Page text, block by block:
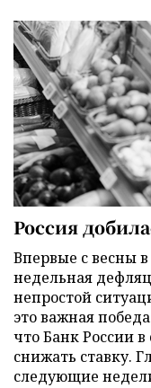
Россия
Впервые с весны
недельная
непростой
это важная
что Банк России
снижать ставку.
следующие